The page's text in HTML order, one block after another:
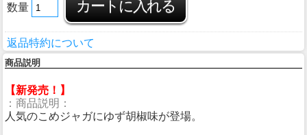
数量
返品特約について
商品説明
【新発売！】
：商品説明：
人気のこめジャガにゆず胡椒味が登場。